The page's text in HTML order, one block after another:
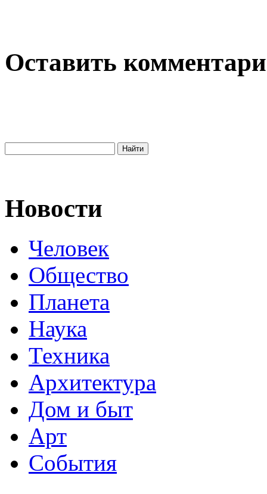
Оставить
Новости
Человек
Общество
Планета
Наука
Техника
Архитектура
Дом и быт
Арт
События